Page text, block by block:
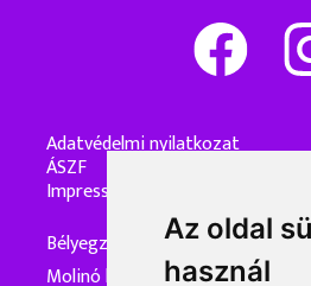
Az oldal
használ
Bélyegzőkészítés
Molinó készítés
Adatvédelmi nyilatkozat
ÁSZF
Impresszum